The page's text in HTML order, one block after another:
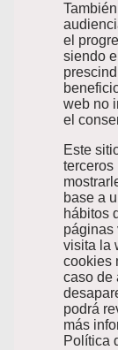
el
siendo
web no
el
Este
terceros
base a
hábitos
páginas
visita la
cookies
caso de
podrá
más
Política